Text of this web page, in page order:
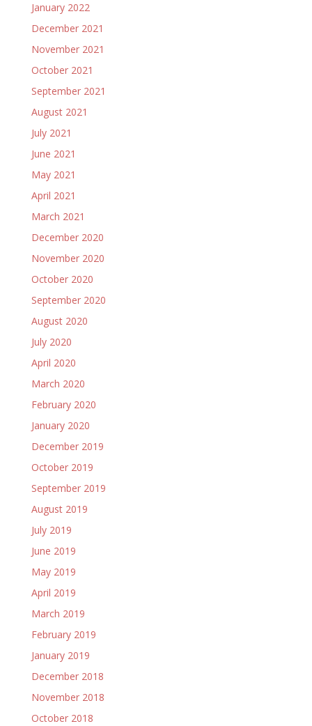
January 2022
December 2021
November 2021
October 2021
September 2021
August 2021
July 2021
June 2021
May 2021
April 2021
March 2021
December 2020
November 2020
October 2020
September 2020
August 2020
July 2020
April 2020
March 2020
February 2020
January 2020
December 2019
October 2019
September 2019
August 2019
July 2019
June 2019
May 2019
April 2019
March 2019
February 2019
January 2019
December 2018
November 2018
October 2018